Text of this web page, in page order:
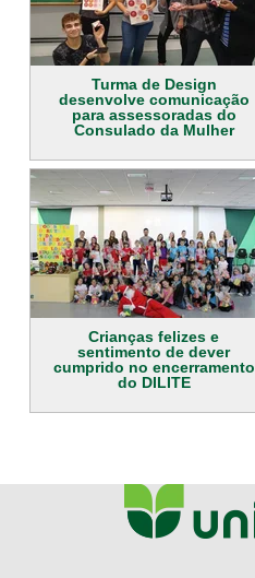
Turma de Design
desenvolve comunicação
para assessoradas do
Consulado da Mulher
Crianças felizes e
sentimento de dever
cumprido no encerramento
do DILITE